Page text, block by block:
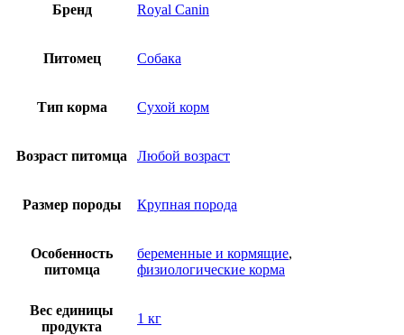
Бренд Royal Canin
Питомец Собака
Тип корма Сухой корм
Возраст питомца Любой возраст
Размер породы Крупная порода
Особенность
питомца
беременные и кормящие,
физиологические корма
Вес единицы
продукта
1 кг